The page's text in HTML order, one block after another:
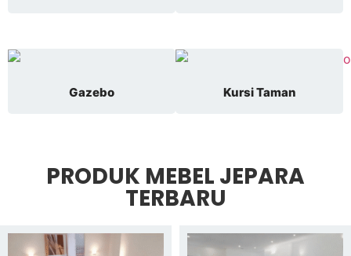
Gazebo Kursi Taman
PRODUK MEBEL JEPARA
TERBARU